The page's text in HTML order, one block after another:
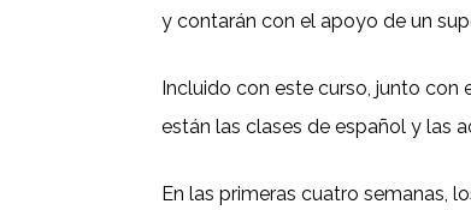
y contarán con el apoyo de un
Incluido con este curso, junto con
están las clases de español y las
En las primeras cuatro semanas,